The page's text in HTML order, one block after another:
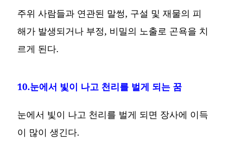
주위 사람들과 연관된 말썽, 구설 및 재물의 피
해가 발생되거나 부정, 비밀의 노출로 곤욕을 치
르게 된다.
10.눈에서 빛이 나고 천리를 벌게 되는 꿈
눈에서 빛이 나고 천리를 벌게 되면 장사에 이득
이 많이 생긴다.